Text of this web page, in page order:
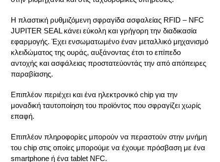
Η πλαστική ρυθμιζόμενη σφραγίδα ασφαλείας RFID – NFC
JUPITER SEAL κάνει εύκολη και γρήγορη την διαδικασία
εφαρμογής. Έχει ενσωματωμένο έναν μεταλλικό μηχανισμό
κλειδώματος της ουράς, αυξάνοντας έτσι το επίπεδο
αντοχής και ασφάλειας προστατεύοντάς την από απόπειρες
παραβίασης.
Επιπλέον περιέχει και ένα ηλεκτρονικό chip για την
μοναδική ταυτοποίηση του προϊόντος που σφραγίζει χωρίς
επαφή.
Επιπλέον πληροφορίες μπορούν να περαστούν στην μνήμη
του chip στις οποίες μπορούμε να έχουμε πρόσβαση με ένα
smartphone ή ένα tablet NFC.